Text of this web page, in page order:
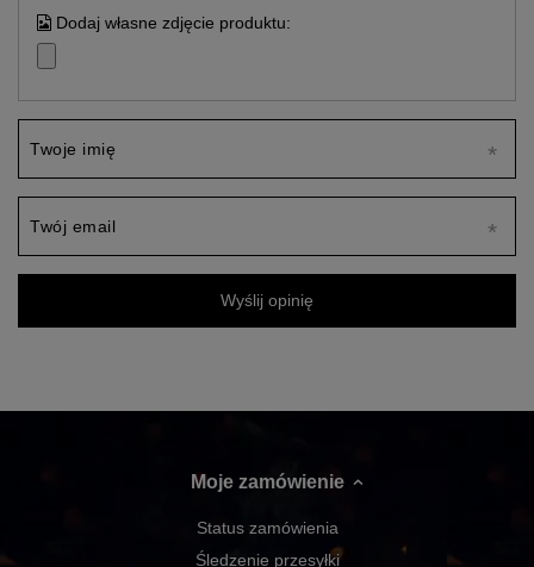
Dodaj własne zdjęcie produktu:
Twoje imię
Twój email
Wyślij opinię
Moje zamówienie
Status zamówienia
Śledzenie przesyłki